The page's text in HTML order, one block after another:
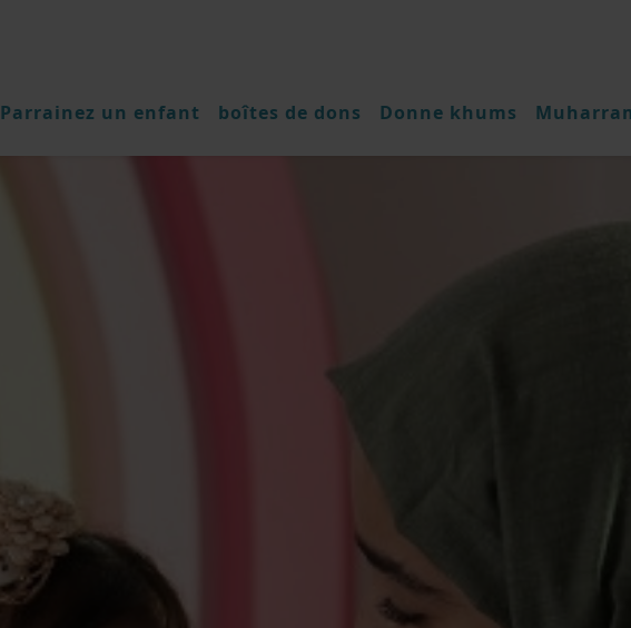
Parrainez un enfant boîtes de dons Donne khums